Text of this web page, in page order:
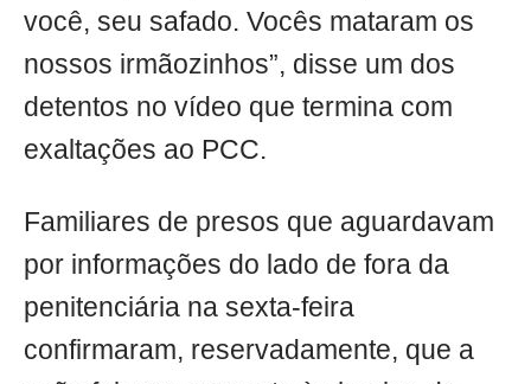
você, seu safado. Vocês mataram os
nossos irmãozinhos”, disse um dos
detentos no vídeo que termina com
exaltações ao PCC.
Familiares de presos que aguardavam
por informações do lado de fora da
penitenciária na sexta-feira
confirmaram, reservadamente, que a